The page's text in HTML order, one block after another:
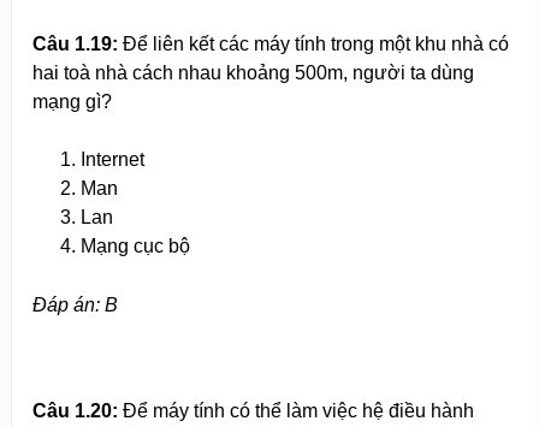
Câu 1.19: Để liên kết các máy tính trong một khu nhà có
hai toà nhà cách nhau khoảng 500m, người ta dùng
mạng gì?
Internet
Man
Lan
Mạng cục bộ
Đáp án: B
Câu 1.20: Để máy tính có thể làm việc hệ điều hành